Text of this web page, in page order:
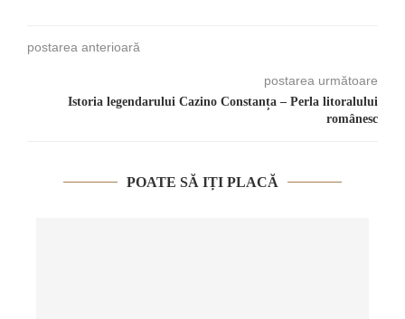
postarea anterioară
postarea următoare
Istoria legendarului Cazino Constanța – Perla litoralului
românesc
POATE SĂ IȚI PLACĂ